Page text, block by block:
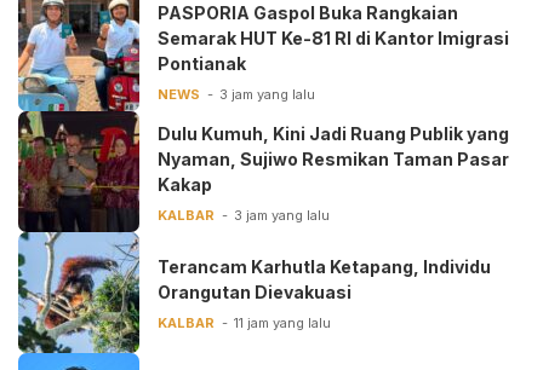
PASPORIA Gaspol Buka Rangkaian
Semarak HUT Ke-81 RI di Kantor Imigrasi
Pontianak
NEWS 3 jam yang lalu
Dulu Kumuh, Kini Jadi Ruang Publik yang
Nyaman, Sujiwo Resmikan Taman Pasar
Kakap
KALBAR 3 jam yang lalu
Terancam Karhutla Ketapang, Individu
Orangutan Dievakuasi
KALBAR 11 jam yang lalu